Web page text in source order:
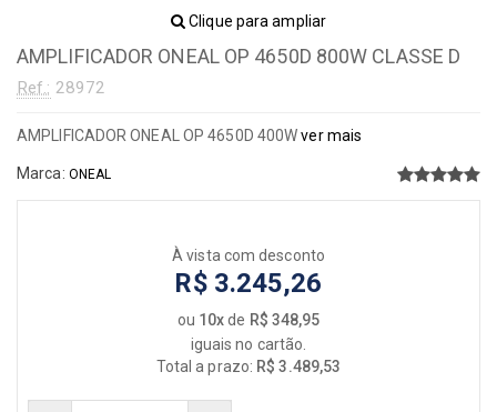
Clique para ampliar
AMPLIFICADOR ONEAL OP 4650D 800W CLASSE D
Ref.: 28972
AMPLIFICADOR ONEAL OP 4650D 400Wver mais
Marca: ONEAL
À vista com desconto
R$ 3.245,26
ou 10xde R$ 348,95
iguais no cartão.
Total a prazo: R$ 3.489,53